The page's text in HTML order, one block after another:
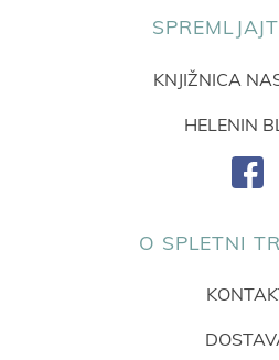
KNJIŽNICA
HELENIN
O SPLETNI